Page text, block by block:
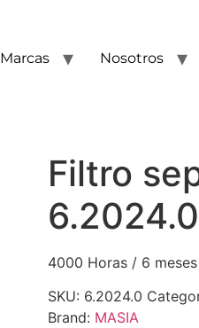
Marcas Nosotros
Filtro
6.2024.0
4000 Horas / 6 meses
SKU: 6.2024.0
Brand: MASIA